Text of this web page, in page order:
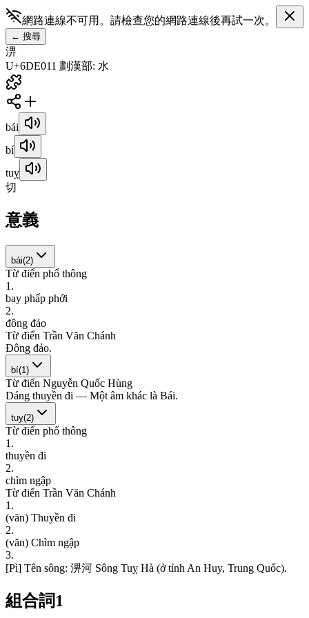
網路連線不可用。請檢查您的網路連線後再試一次。
← 搜尋
淠
U+6DE011 劃漢部: 水
bái
bí
tuỵ
切
意義
bái(2)
Từ điển phổ thông
1 .
bay phấp phới
2.
đông đảo
Từ điển Trần Văn Chánh
Đông đảo.
bí(1 )
Từ điển Nguyễn Quốc Hùng
Dáng thuyền đi — Một âm khác là Bái.
tuỵ(2)
Từ điển phổ thông
1 .
thuyền đi
2.
chìm ngập
Từ điển Trần Văn Chánh
1 .
(văn) Thuyền đi
2.
(văn) Chìm ngập
3.
[Pì] Tên sông: 淠河 Sông Tuỵ Hà (ở tỉnh An Huy, Trung Quốc).
組合詞1